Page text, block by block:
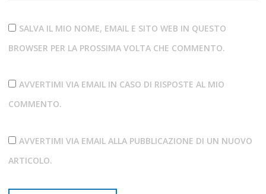
SALVA IL MIO NOME, EMAIL E SITO WEB IN QUESTO
BROWSER PER LA PROSSIMA VOLTA CHE COMMENTO.
AVVERTIMI VIA EMAIL IN CASO DI RISPOSTE AL MIO
COMMENTO.
AVVERTIMI VIA EMAIL ALLA PUBBLICAZIONE DI UN NUOVO
ARTICOLO.